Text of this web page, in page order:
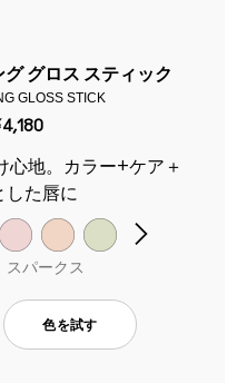
グロス スティック
GLOSS STICK
した唇に
スパークス
色を試す